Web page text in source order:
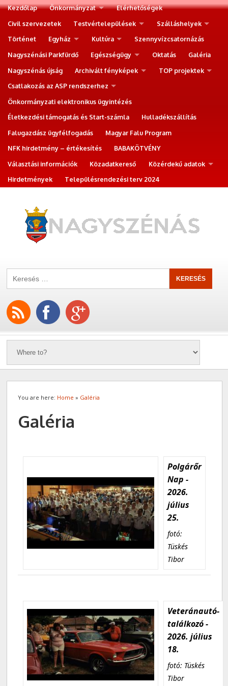
Kezdőlap Önkormányzat
Elérhetőségek
Civil szervezetek
Testvértelepülések
Szálláshelyek
Történet
Egyház Kultúra
Szennyvízcsatornázás
Nagyszénási Parkfürdő
Egészségügy Oktatás
Galéria
Nagyszénás újság
Archivált fényképek
TOP projektek
Csatlakozás az ASP rendszerhez
Önkormányzati elektronikus ügyintézés
Életkezdési támogatás és Start-számla
Hulladékszállítás
Falugazdász ügyfélfogadás
Magyar Falu Program
NFK hirdetmény – értékesítés
BABAKÖTVÉNY
Választási információk
Közadatkereső
Közérdekű adatok
Hirdetmények
Településrendezési terv 2024
You are here: Home » Galéria
Galéria
Polgárőr
Nap -
2026.
július
25.
fotó:
Tüskés
Tibor
Veteránautó-
találkozó -
2026. július
18.
fotó: Tüskés
Tibor